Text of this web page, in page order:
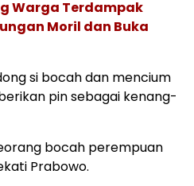
Warga Terdampak
Moril dan Buka
si bocah dan mencium
pin sebagai kenang-
bocah perempuan
Prabowo.